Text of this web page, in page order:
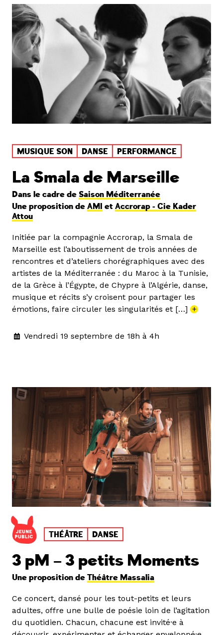
MUSIQUE SON DANSE PERFORMANCE
La Smala de Marseille
Dans le cadre de Saison Méditerranée
Une proposition de AMI et Accrorap - Cie Kader
Attou
Initiée par la compagnie Accrorap, la Smala de
Marseille est l’aboutissement de trois années de
rencontres et d’ateliers chorégraphiques avec des
artistes de la Méditerranée : du Maroc à la Tunisie,
de la Grèce à l’Égypte, de Chypre à l’Algérie, danse,
musique et récits s’y croisent pour partager les
émotions, faire circuler les singularités et […] +
Vendredi 19 septembre de 18h à 4h
THÉÂTRE DANSE
3 pM – 3 petits Moments
Une proposition de Théâtre Massalia
Ce concert, dansé pour les tout-petits et leurs
adultes, offre une bulle de poésie loin de l’agitation
du quotidien. Chacun, chacune est invité·e à